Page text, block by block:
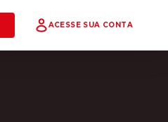
ACESSE SUA CONTA